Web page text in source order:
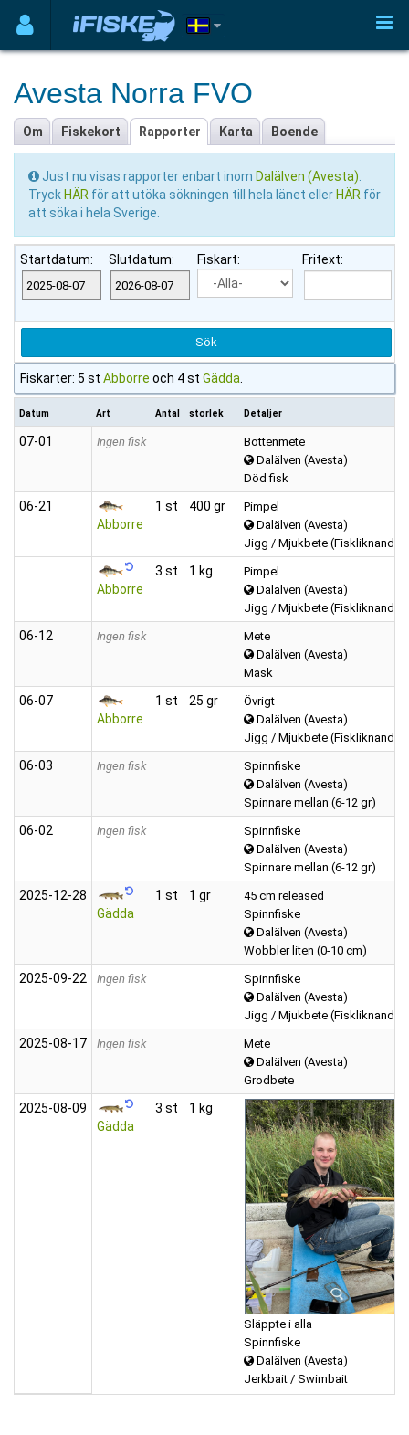
Avesta Norra FVO
Om Fiskekort Rapporter Karta Boende
Just nu visas rapporter enbart inom Dalälven (Avesta)
Tryck HÄR för att utöka sökningen till hela länet eller HÄR för
att söka i hela Sverige.
Startdatum: Slutdatum: Fiskart: Fritext:
Fiskarter: 5 st Abborre och 4 st Gädda
Datum Art Antal storlek Detaljer
07‑01 Ingen fisk
Bottenmete
Dalälven (Avesta)
Död fisk
06‑21
Abborre
1 st 400 gr
Pimpel
Dalälven (Avesta)
Jigg / Mjukbete (Fiskliknande)
Abborre
3 st 1 kg
Pimpel
Dalälven (Avesta)
Jigg / Mjukbete (Fiskliknande)
06‑12 Ingen fisk
Mete
Dalälven (Avesta)
Mask
06‑07
Abborre
1 st 25 gr
Övrigt
Dalälven (Avesta)
Jigg / Mjukbete (Fiskliknande)
06‑03 Ingen fisk
Spinnfiske
Dalälven (Avesta)
Spinnare mellan (6-12 gr)
06‑02 Ingen fisk
Spinnfiske
Dalälven (Avesta)
Spinnare mellan (6-12 gr)
2025‑12‑28
Gädda
1 st 1 gr
45 cm released
Spinnfiske
Dalälven (Avesta)
Wobbler liten (0-10 cm)
2025‑09‑22 Ingen fisk
Spinnfiske
Dalälven (Avesta)
Jigg / Mjukbete (Fiskliknande)
2025‑08‑17 Ingen fisk
Mete
Dalälven (Avesta)
Grodbete
2025‑08‑09
Gädda
3 st 1 kg
Släppte i alla
Spinnfiske
Dalälven (Avesta)
Jerkbait / Swimbait